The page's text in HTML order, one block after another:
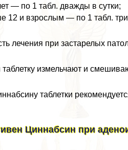
— по 1 табл. дважды в сутки;
12 и взрослым — по 1 табл.
лечения при застарелых
измельчают и
таблетки
Циннабсин при